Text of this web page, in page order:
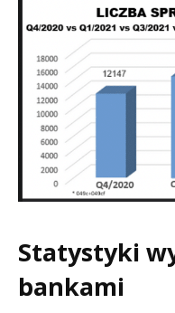
Statystyki
bankami